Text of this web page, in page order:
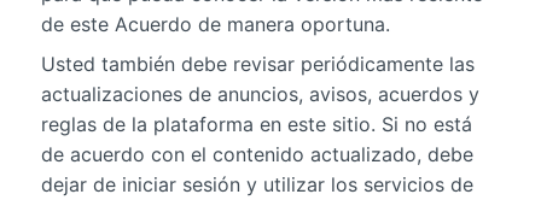
de este Acuerdo de manera oportuna.
Usted también debe revisar periódicamente las
actualizaciones de anuncios, avisos, acuerdos y
reglas de la plataforma en este sitio. Si no está
de acuerdo con el contenido actualizado, debe
dejar de iniciar sesión y utilizar los servicios de